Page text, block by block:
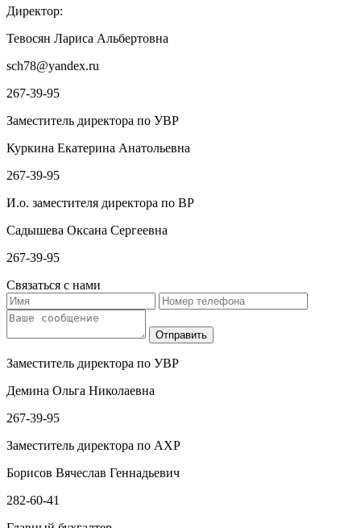
Директор:
Тевосян Лариса Альбертовна
sch78@yandex.ru
267-39-95
Заместитель директора по УВР
Куркина Екатерина Анатольевна
267-39-95
И.о. заместителя директора по ВР
Садышева Оксана Сергеевна
267-39-95
Связаться с нами
Заместитель директора по УВР
Демина Ольга Николаевна
267-39-95
Заместитель директора по АХР
Борисов Вячеслав Геннадьевич
282-60-41